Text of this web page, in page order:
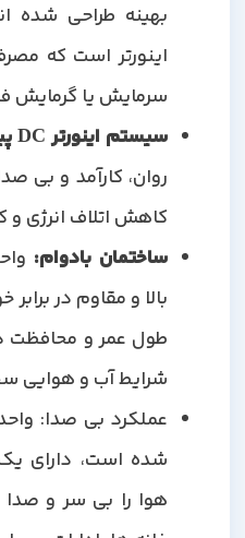
بهینه طراحی شده
اینورتر است که
سرمایش یا گرمایش
سیستم اینورترDC
روان، کارآمد و بی
کاهش اتلاف انرژی
ساختمان بادوام:
بالا و مقاوم در
طول عمر و محافظت
شرایط آب و هوایی
عملکرد بی صدا:
شده است، دارای
هوا را بی سر و